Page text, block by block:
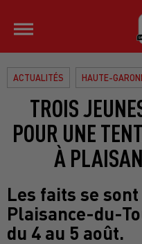
ACTUALITÉS HAUTE-
TROIS
POUR UNE
À
Les faits se
Plaisance-du-
du 4 au 5 août.